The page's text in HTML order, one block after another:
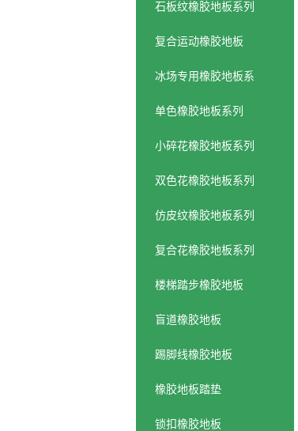
石板纹橡胶地板系列
复合运动橡胶地板
冰场专用橡胶地板系
列
单色橡胶地板系列
小碎花橡胶地板系列
双色花橡胶地板系列
仿皮纹橡胶地板系列
复合花橡胶地板系列
楼梯踏步橡胶地板
盲道橡胶地板
踢脚线橡胶地板
橡胶地板踏垫
锁扣橡胶地板